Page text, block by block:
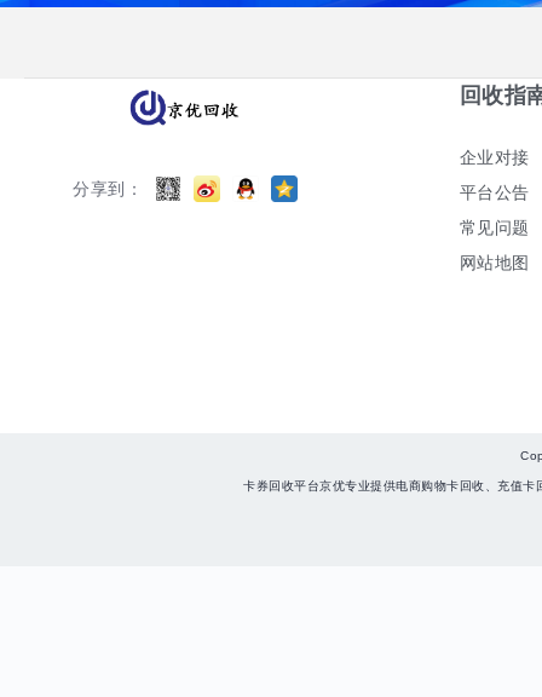
分享到：
回收指
企业对接
平台公告
常见问题
网站地图
卡券回收平台京优专业提供电商购物卡回收、充值